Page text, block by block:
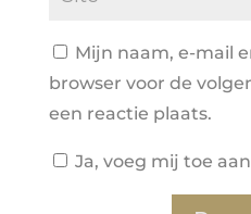
Mijn naam, e-mail
browser voor de
een reactie plaats.
Ja, voeg mij toe